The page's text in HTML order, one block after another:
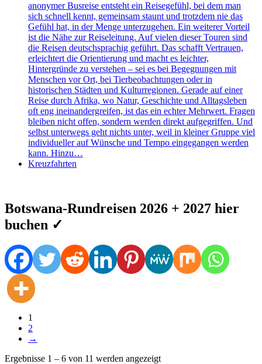
anonymer Busreise entsteht ein Reisegefühl, bei dem man
sich schnell kennt, gemeinsam staunt und trotzdem nie das
Gefühl hat, in der Menge unterzugehen. Ein weiterer Vorteil
ist die Nähe zur Reiseleitung. Auf vielen dieser Touren sind
die Reisen deutschsprachig geführt. Das schafft Vertrauen,
erleichtert die Orientierung und macht es leichter,
Hintergründe zu verstehen – sei es bei Begegnungen mit
Menschen vor Ort, bei Tierbeobachtungen oder in
historischen Städten und Kulturregionen. Gerade auf einer
Reise durch Afrika, wo Natur, Geschichte und Alltagsleben
oft eng ineinandergreifen, ist das ein echter Mehrwert. Fragen
bleiben nicht offen, sondern werden direkt aufgegriffen. Und
selbst unterwegs geht nichts unter, weil in kleiner Gruppe viel
individueller auf Wünsche und Tempo eingegangen werden
kann. Hinzu…
Kreuzfahrten
Botswana-Rundreisen 2026 + 2027 hier
buchen ✓
1
2
→
Ergebnisse 1 – 6 von 11 werden angezeigt